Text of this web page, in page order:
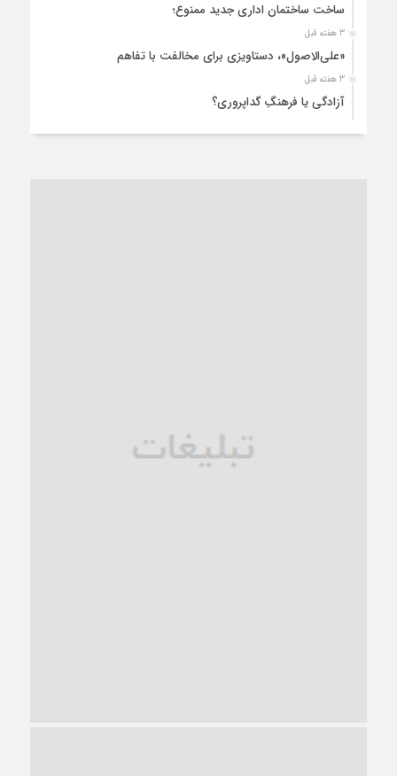
ساخت ساختمان اداری جدید ممنوع؛
3 هفته قبل
«علی‌الاصول»، دستاویزی برای مخالفت با تفاهم
3 هفته قبل
آزادگی یا فرهنگِ گداپروری؟
ترجیح عقلانیت ایرانی بر دیدگاه‌های آخرالزمانی